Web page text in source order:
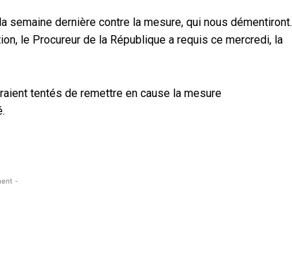
semaine dernière contre la mesure, qui nous démentiront.
le Procureur de la République a requis ce mercredi, la
tentés de remettre en cause la mesure
-